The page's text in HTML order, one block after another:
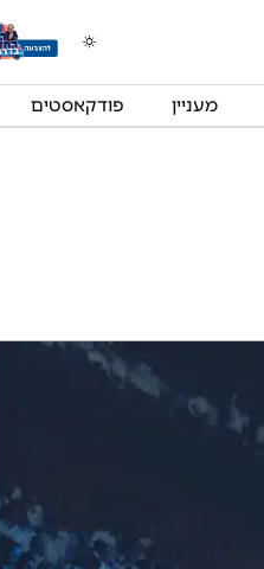
מעניין פודקאסטים